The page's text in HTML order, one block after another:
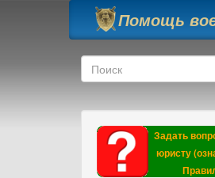
Перейти к основному содержанию
Помощь
Форма
Поиск
Задать
юристу